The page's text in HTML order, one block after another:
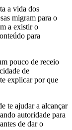
a vida dos
migram para o
a existir o
para
pouco de receio
de
explicar por que
te ajudar a alcançar
autoridade para
de dar o